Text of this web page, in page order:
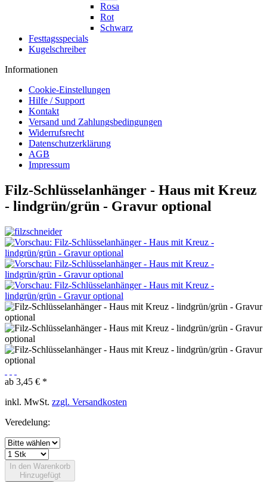
Rosa
Rot
Schwarz
Festtagsspecials
Kugelschreiber
Informationen
Cookie-Einstellungen
Hilfe / Support
Kontakt
Versand und Zahlungsbedingungen
Widerrufsrecht
Datenschutzerklärung
AGB
Impressum
Filz-Schlüsselanhänger - Haus mit Kreuz
- lindgrün/grün - Gravur optional
ab 3,45 € *
inkl. MwSt. zzgl. Versandkosten
Veredelung:
In den Warenkorb
Hinzugefügt